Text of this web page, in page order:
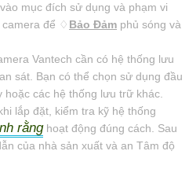
mục đích sử dụng và phạm vi
camera để ♢ Bảo Đảm phủ sóng và
Vantech cần có hệ thống lưu
sát. Bạn có thể chọn sử dụng đầu
các hệ thống lưu trữ khác.
lắp đặt, kiểm tra kỹ hệ thống
rằnghoạt động đúng cách. Sau
của nhà sản xuất và an Tâm độ